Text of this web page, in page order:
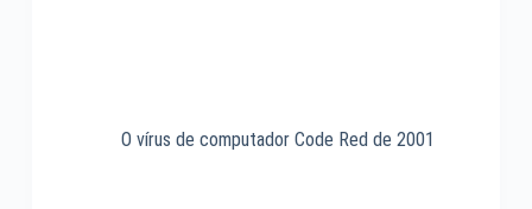
O vírus de computador Code Red de 2001